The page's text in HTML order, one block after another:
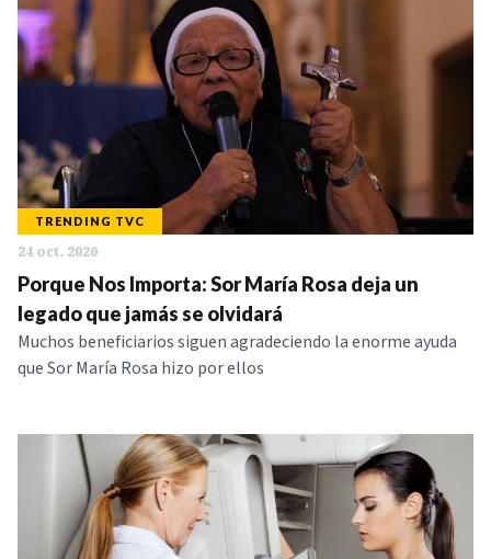
TRENDING TVC
24 oct. 2020
Porque Nos Importa: Sor María Rosa deja un
legado que jamás se olvidará
Muchos beneficiarios siguen agradeciendo la enorme ayuda
que Sor María Rosa hizo por ellos